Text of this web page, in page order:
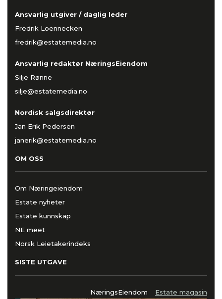
Ansvarlig utgiver / daglig leder
Fredrik Loennecken
fredrik@estatemedia.no
Ansvarlig redaktør NæringsEiendom
Silje Rønne
silje@estatemedia.no
Nordisk salgsdirektør
Jan Erik Pedersen
janerik@estatemedia.no
OM OSS
Om Næringeiendom
Estate nyheter
Estate kunnskap
NE meet
Norsk Leietakerindeks
SISTE UTGAVE
NæringsEiendom Estate magasin